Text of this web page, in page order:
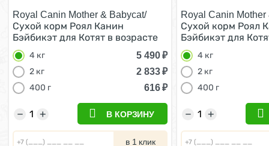
Royal Canin Mother & Babycat/
Сухой корм Роял Канин
Бэйбикэт для Котят в возрасте
от 1 до 4 месяцев 4 кг
4 кг 5 490₽
2 кг
2 833₽
400 г
616₽
+
− В КОРЗИНУ
в 1 клик
Royal Canin Mother
Сухой корм Роял
Бэйбикэт для
от 1 до 4 месяцев
4 кг
2 кг
400 г
+
−